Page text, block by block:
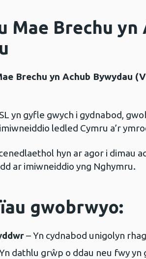
Mae Brechu yn
Brechu yn Achub Bywydau
yn gyfle gwych i gydnabod,
ledled Cymru a’r
hyn ar agor i dimau
ar imiwneiddio yng Nghymru.
gwobrwyo:
– Yn cydnabod unigolyn
dathlu grŵp o ddau neu fwy yn